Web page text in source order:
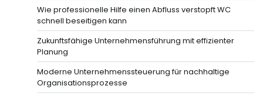
Wie professionelle Hilfe einen Abfluss verstopft WC
schnell beseitigen kann
Zukunftsfähige Unternehmensführung mit effizienter
Planung
Moderne Unternehmenssteuerung für nachhaltige
Organisationsprozesse